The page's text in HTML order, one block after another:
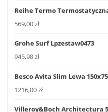
Reihe Termo Termostatyczna
569,00zł
Grohe Surf Lpzestaw0473
945,98zł
Besco Avita Slim Lewa
1216,00zł
Villeroy&Boch Architectura